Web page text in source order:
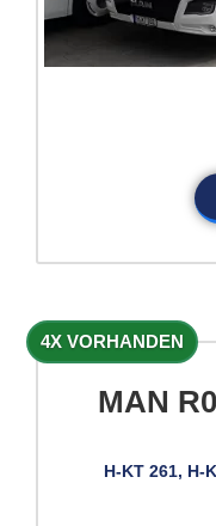
4X VORHANDEN
MAN
H-KT 261, H-